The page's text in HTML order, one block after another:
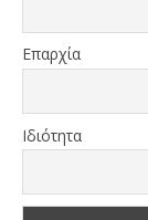
Επαρχία
Ιδιότητα